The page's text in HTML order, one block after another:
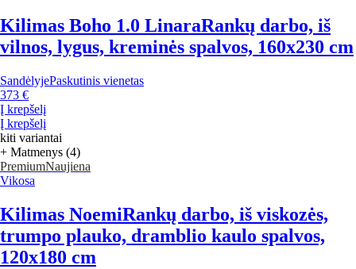
Kilimas Boho 1.0 LinaraRankų darbo, iš
vilnos, lygus, kreminės spalvos, 160x230 cm
SandėlyjePaskutinis vienetas
373 €
Į krepšelį
Į krepšelį
kiti variantai
+ Matmenys (4)
PremiumNaujiena
Vikosa
Kilimas NoemiRankų darbo, iš viskozės,
trumpo plauko, dramblio kaulo spalvos,
120x180 cm